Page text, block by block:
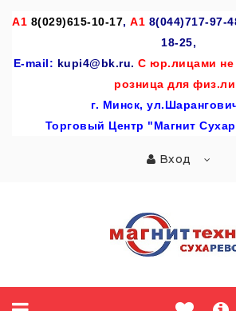
A1 8(029)615-10-17, А1 8(044)717-97-
18-25,
E-mail: kupi4@bk.ru. С юр.лицами не
розница для
г. Минск,
Торговый Центр "Магнит
Вход